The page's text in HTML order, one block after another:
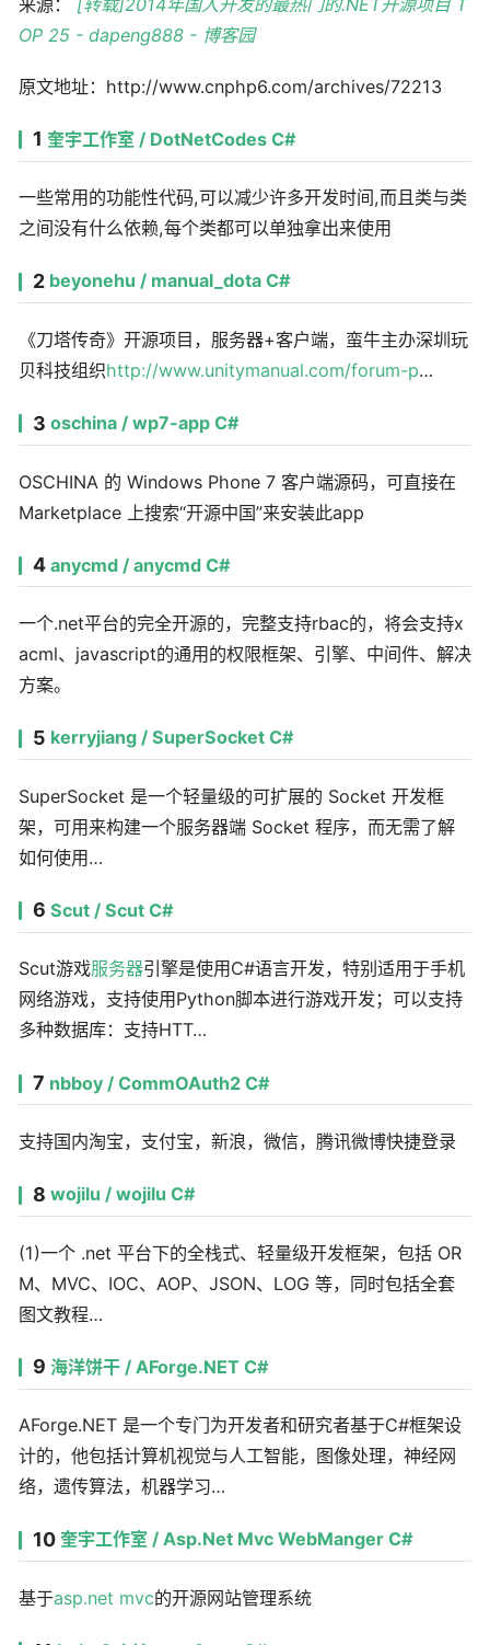
OP 25 - dapeng888 - 博客园
原文地址：http://www.cnphp6.com/archives/72213
1奎宇工作室 / DotNetCodes C#
一些常用的功能性代码,可以减少许多开发时间,而且类与类
之间没有什么依赖,每个类都可以单独拿出来使用
2 beyonehu / manual_dota C#
《刀塔传奇》开源项目，服务器+客户端，蛮牛主办深圳玩
贝科技组织http://www.unitymanual.com/forum-p…
3oschina / wp7-app C#
OSCHINA 的 Windows Phone 7 客户端源码，可直接在
Marketplace 上搜索“开源中国”来安装此app
4anycmd / anycmd C#
一个.net平台的完全开源的，完整支持rbac的，将会支持x
acml、javascript的通用的权限框架、引擎、中间件、解决
方案。
5 kerryjiang / SuperSocket C#
SuperSocket 是一个轻量级的可扩展的 Socket 开发框
架，可用来构建一个服务器端 Socket 程序，而无需了解
如何使用…
6Scut / Scut C#
Scut游戏服务器引擎是使用C#语言开发，特别适用于手机
网络游戏，支持使用Python脚本进行游戏开发；可以支持
多种数据库：支持HTT…
7 nbboy / CommOAuth2 C#
支持国内淘宝，支付宝，新浪，微信，腾讯微博快捷登录
8wojilu / wojilu C#
(1)一个 .net 平台下的全栈式、轻量级开发框架，包括 OR
M、MVC、IOC、AOP、JSON、LOG 等，同时包括全套
图文教程…
9海洋饼干 / AForge.NET C#
AForge.NET 是一个专门为开发者和研究者基于C#框架设
计的，他包括计算机视觉与人工智能，图像处理，神经网
络，遗传算法，机器学习…
10奎宇工作室 / Asp.Net Mvc WebManger C#
基于asp.net mvc的开源网站管理系统